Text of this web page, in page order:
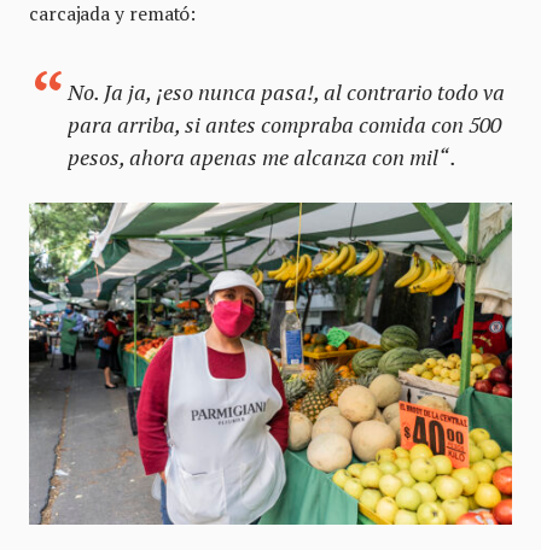
carcajada y remató:
No. Ja ja, ¡eso nunca pasa!, al contrario todo va
para arriba, si antes compraba comida con 500
pesos, ahora apenas me alcanza con mil“ .